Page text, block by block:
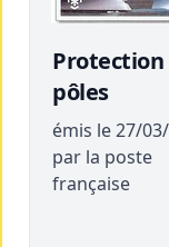
Protection
pôles
émis le 27/
par la poste
française